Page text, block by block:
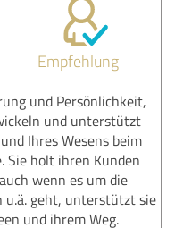
Empfehlung
und Persönlichkeit,
und unterstützt
Ihres Wesens beim
Sie holt ihren Kunden
wenn es um die
u.ä. geht, unterstützt sie
und ihrem Weg.